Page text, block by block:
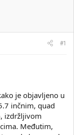
#1
je objavljeno u
inčnim, quad
izdržljivom
Međutim,